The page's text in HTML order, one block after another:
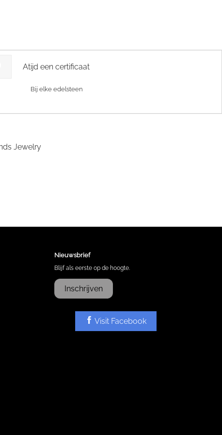
Atijd een certificaat
Bij elke edelsteen
Nieuwsbrief
Blijf als eerste op de hoogte.
Inschrijven
Visit Facebook